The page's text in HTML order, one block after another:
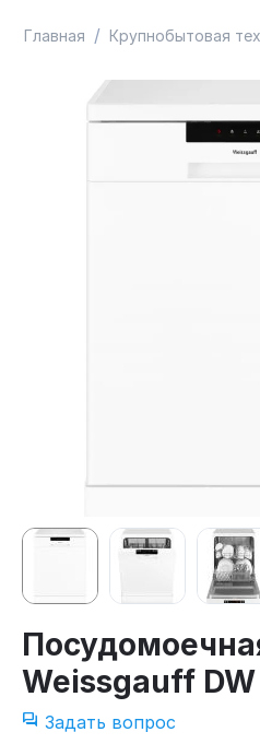
Главная / Крупнобытовая
Weissgauff
Задать вопрос